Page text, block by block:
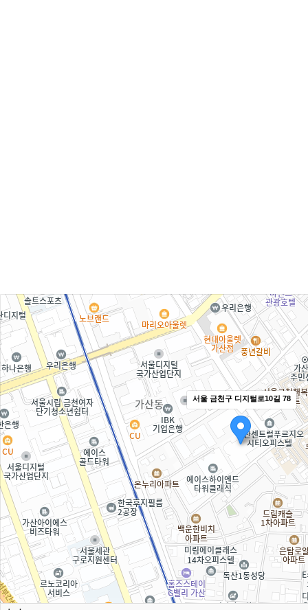
서울 금천구 디지털로10길 78